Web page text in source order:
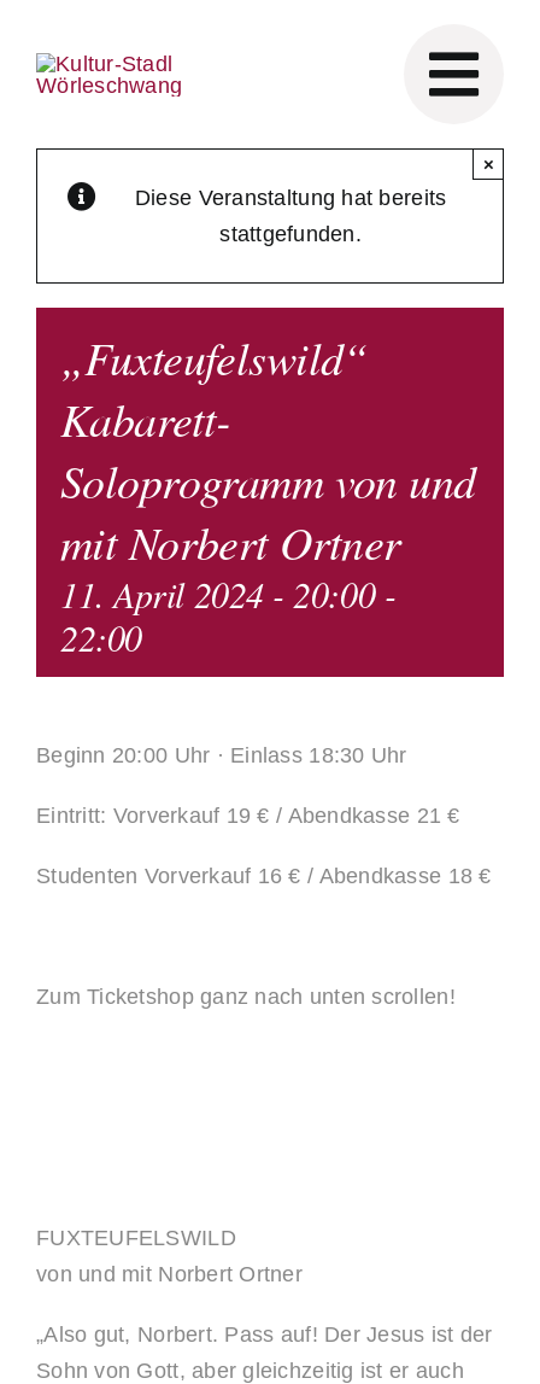
content
Diese Veranstaltung hat bereits
stattgefunden.
×
„Fuxteufelswild“
Kabarett-
Soloprogramm von und
mit Norbert Ortner
11. April 2024 - 20:00-
22:00
Beginn 20:00 Uhr · Einlass 18:30 Uhr
Eintritt: Vorverkauf 19 € / Abendkasse 21 €
Studenten Vorverkauf 16 € / Abendkasse 18 €
Zum Ticketshop ganz nach unten scrollen!
FUXTEUFELSWILD
von und mit Norbert Ortner
„Also gut, Norbert. Pass auf! Der Jesus ist der
Sohn von Gott, aber gleichzeitig ist er auch